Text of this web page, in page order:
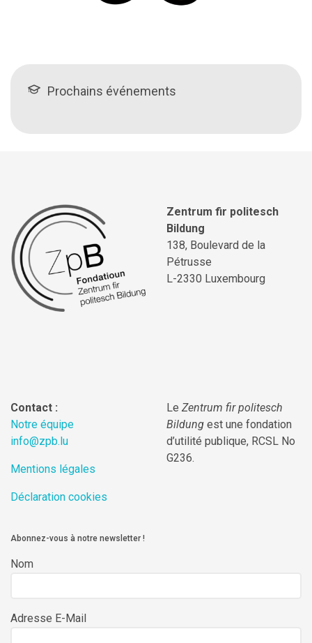
Prochains événements
Zentrum fir politesch
Bildung
138, Boulevard de la
Pétrusse
L-2330 Luxembourg
Contact :
Notre équipe
info@zpb.lu
Mentions légales
Déclaration cookies
Le Zentrum fir politesch
Bildung est une fondation
d’utilité publique, RCSL No
G236.
Abonnez-vous à notre newsletter !
Nom
Adresse E-Mail